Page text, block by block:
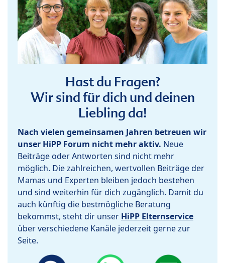
Hast du Fragen?
Wir sind für dich und deinen
Liebling da!
Nach vielen gemeinsamen Jahren betreuen wir
unser HiPP Forum nicht mehr aktiv. Neue
Beiträge oder Antworten sind nicht mehr
möglich. Die zahlreichen, wertvollen Beiträge der
Mamas und Experten bleiben jedoch bestehen
und sind weiterhin für dich zugänglich. Damit du
auch künftig die bestmögliche Beratung
bekommst, steht dir unser HiPP Elternservice
über verschiedene Kanäle jederzeit gerne zur
Seite.